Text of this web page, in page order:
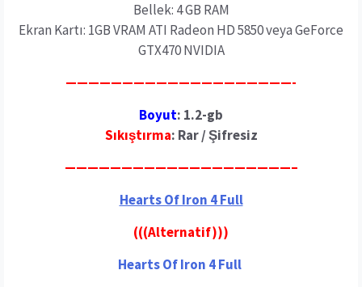
Bellek: 4 GB RAM
Ekran Kartı: 1GB VRAM ATI Radeon HD 5850 veya GeForce
GTX470 NVIDIA
————————————————————-
Boyut: 1.2-gb
Sıkıştırma: Rar / Şifresiz
————————————————————–
Hearts Of Iron 4 Full
(((Alternatif)))
Hearts Of Iron 4 Full